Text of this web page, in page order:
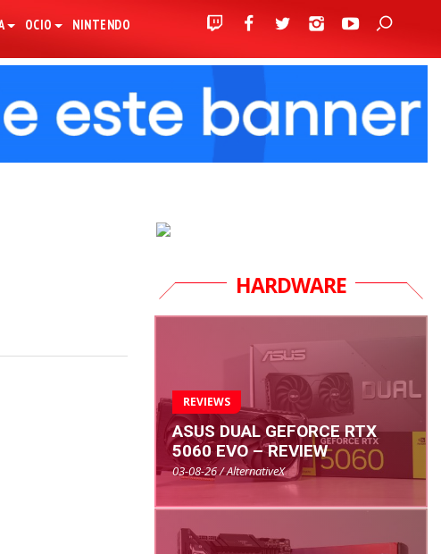
OCIO NINTENDO
HARDWARE
REVIEWS
ASUS DUAL GEFORCE RTX
5060 EVO – REVIEW
03-08-26 / AlternativeX